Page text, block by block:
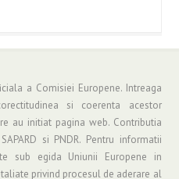
a Comisiei Europene. Intreaga
si coerenta acestor
au initiat pagina web. Contributia
si PNDR. Pentru informatii
sub egida Uniunii Europene in
privind procesul de aderare al